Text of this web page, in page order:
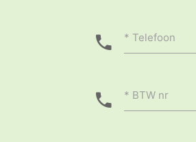
Telefoon
BTW nr